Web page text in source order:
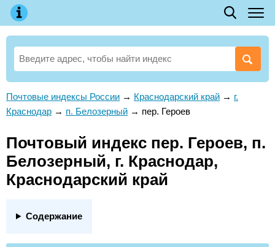
Почтовые индексы России → Краснодарский край → г.
Краснодар → п. Белозерный → пер. Героев
Почтовый индекс пер. Героев, п.
Белозерный, г. Краснодар,
Краснодарский край
Содержание